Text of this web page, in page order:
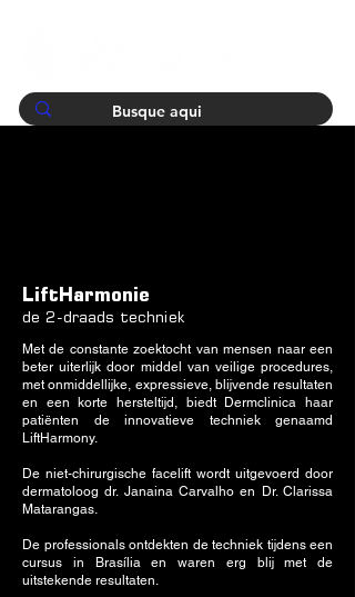
LiftHarmonie
de 2-draads techniek
Met de constante zoektocht van mensen naar een
beter uiterlijk door middel van veilige procedures,
met onmiddellijke, expressieve, blijvende resultaten
en een korte hersteltijd, biedt Dermclinica haar
patiënten de innovatieve techniek genaamd
LiftHarmony.
De niet-chirurgische facelift wordt uitgevoerd door
dermatoloog dr. Janaina Carvalho en Dr. Clarissa
Matarangas.
De professionals ontdekten de techniek tijdens een
cursus in Brasília en waren erg blij met de
uitstekende resultaten.